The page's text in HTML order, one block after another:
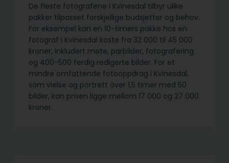
De fleste fotografene i Kvinesdal tilbyr ulike
pakker tilpasset forskjellige budsjetter og behov.
For eksempel kan en 10-timers pakke hos en
fotograf i Kvinesdal koste fra 32 000 til 45 000
kroner, inkludert møte, parbilder, fotografering
og 400-500 ferdig redigerte bilder. For et
mindre omfattende fotooppdrag i Kvinesdal,
som vielse og portrett over 1,5 timer med 50
bilder, kan prisen ligge mellom 17 000 og 27 000
kroner.